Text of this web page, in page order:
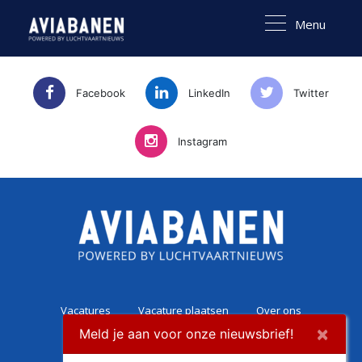
Menu
Facebook LinkedIn Twitter
Instagram
Vacatures Vacature plaatsen
Over ons
Career Experience
Contact
Meld je aan voor onze nieuwsbrief! ×